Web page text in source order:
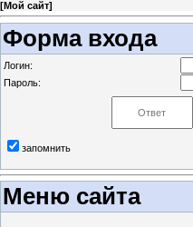
[Мой сайт]
Форма входа
Логин:
Пароль:
запомнить
Меню сайта